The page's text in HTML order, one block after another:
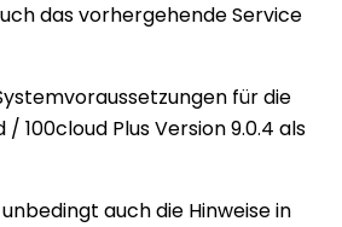
das vorhergehende Service
für die
/ 100cloud Plus Version 9.0.4 als
auch die Hinweise in